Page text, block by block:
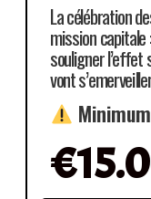
La célébration
mission capitale
souligner l’effet
vont
€